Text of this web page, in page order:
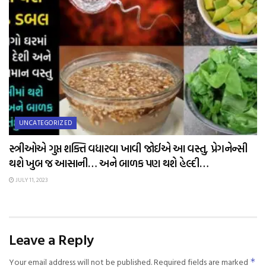
UNCATEGORIZED
સ્ત્રીઓએ ગુપ્ત શક્તિ વધારવા ખાવી જોઈએ આ વસ્તુ, પ્રેગનેન્સી
થશે ખુબ જ આસાની… અને બાળક પણ થશે હેલ્દી…
JULY 11, 2023
Leave a Reply
Your email address will not be published.Required fields are marked *